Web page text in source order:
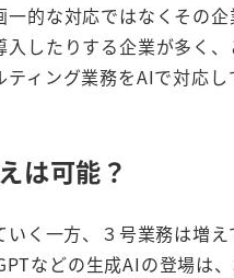
的な対応ではなくその
したりする企業が多く
ィング業務をAIで対応
は可能？
く一方、３号業務は増
などの生成AIの登場は